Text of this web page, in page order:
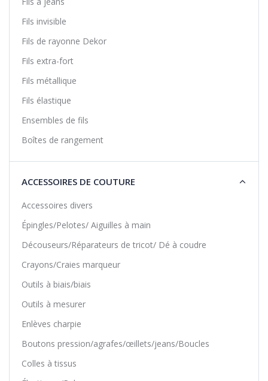
Fils invisible
Fils de rayonne Dekor
Fils extra-fort
Fils métallique
Fils élastique
Ensembles de fils
Boîtes de rangement
ACCESSOIRES DE COUTURE
Accessoires divers
Épingles/Pelotes/ Aiguilles à main
Découseurs/Réparateurs de tricot/ Dé à coudre
Crayons/Craies marqueur
Outils à biais/biais
Outils à mesurer
Enlèves charpie
Boutons pression/agrafes/œillets/jeans/Boucles
Colles à tissus